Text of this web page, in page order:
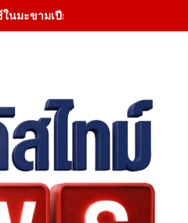
นมะขามเปียกยึดทองกว่า 40 บาท-